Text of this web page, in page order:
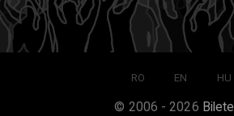
RO EN HU
© 2006 - 2026